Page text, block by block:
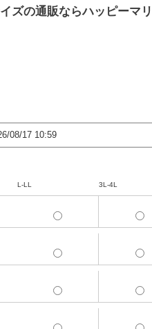
ズの通販ならハッピーマ
08/17 10:59
L-LL 3L-4L